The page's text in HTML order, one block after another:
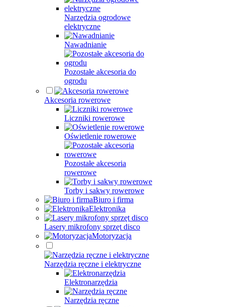
Narzędzia ogrodowe
elektryczne
Nawadnianie
Pozostałe akcesoria do
ogrodu
Akcesoria rowerowe
Liczniki rowerowe
Oświetlenie rowerowe
Pozostałe akcesoria
rowerowe
Torby i sakwy rowerowe
Biuro i firma
Elektronika
Lasery mikrofony sprzęt disco
Motoryzacja
Narzędzia ręczne i elektryczne
Elektronarzędzia
Narzędzia ręczne